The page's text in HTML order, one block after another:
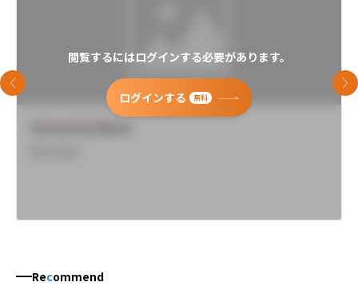
閲覧するにはログインする必要があります。
ログインする 無料
前のスライド 次
Recommend